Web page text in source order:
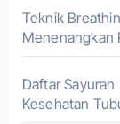
Teknik
Menenangkan
Daftar
Kesehatan